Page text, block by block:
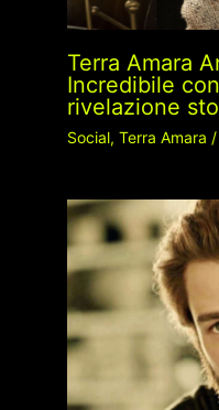
Terra Amara
Incredibile
rivelazione
Social, Terra Amara /